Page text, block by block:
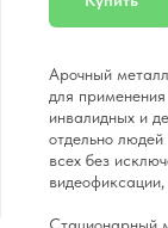
Арочный
для
инвалидных и
отдельно
всех без